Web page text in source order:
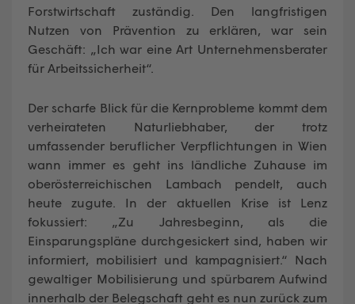
Forstwirtschaft zuständig. Den langfristigen
Nutzen von Prävention zu erklären, war sein
Geschäft: „Ich war eine Art Unternehmensberater
für Arbeitssicherheit“.
Der scharfe Blick für die Kernprobleme kommt dem
verheirateten Naturliebhaber, der trotz
umfassender beruflicher Verpflichtungen in Wien
wann immer es geht ins ländliche Zuhause im
oberösterreichischen Lambach pendelt, auch
heute zugute. In der aktuellen Krise ist Lenz
fokussiert: „Zu Jahresbeginn, als die
Einsparungspläne durchgesickert sind, haben wir
informiert, mobilisiert und kampagnisiert.“ Nach
gewaltiger Mobilisierung und spürbarem Aufwind
innerhalb der Belegschaft geht es nun zurück zum